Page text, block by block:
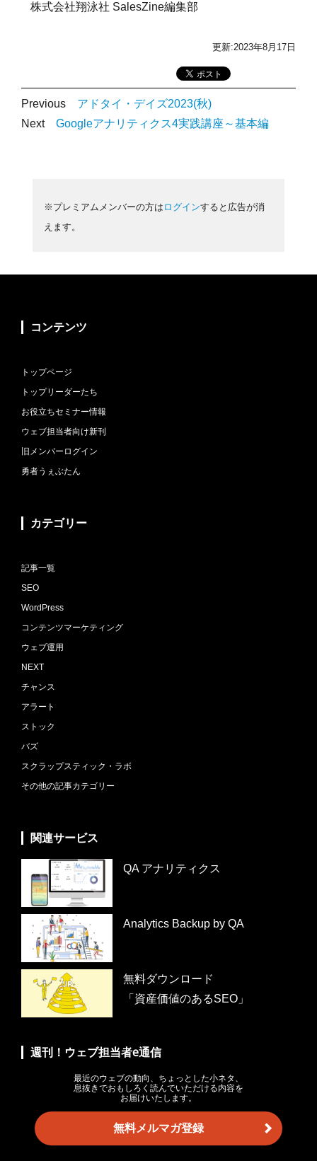
株式会社翔泳社 SalesZine編集部
更新:2023年8月17日
Previous アドタイ・デイズ2023(秋)
Next Googleアナリティクス4実践講座～基本編
※プレミアムメンバーの方は ログインすると広告が消
えます。
コンテンツ
トップページ
トップリーダーたち
お役立ちセミナー情報
ウェブ担当者向け新刊
旧メンバーログイン
勇者うぇぶたん
カテゴリー
記事一覧
SEO
WordPress
コンテンツマーケティング
ウェブ運用
NEXT
チャンス
アラート
ストック
バズ
スクラップスティック・ラボ
その他の記事カテゴリー
関連サービス
QA アナリティクス
Analytics Backup by QA
無料ダウンロード
「資産価値のあるSEO」
週刊！ウェブ担当者e通信
最近のウェブの動向、ちょっとした小ネタ、
息抜きでおもしろく読んでいただける内容を
お届けいたします。
無料メルマガ登録